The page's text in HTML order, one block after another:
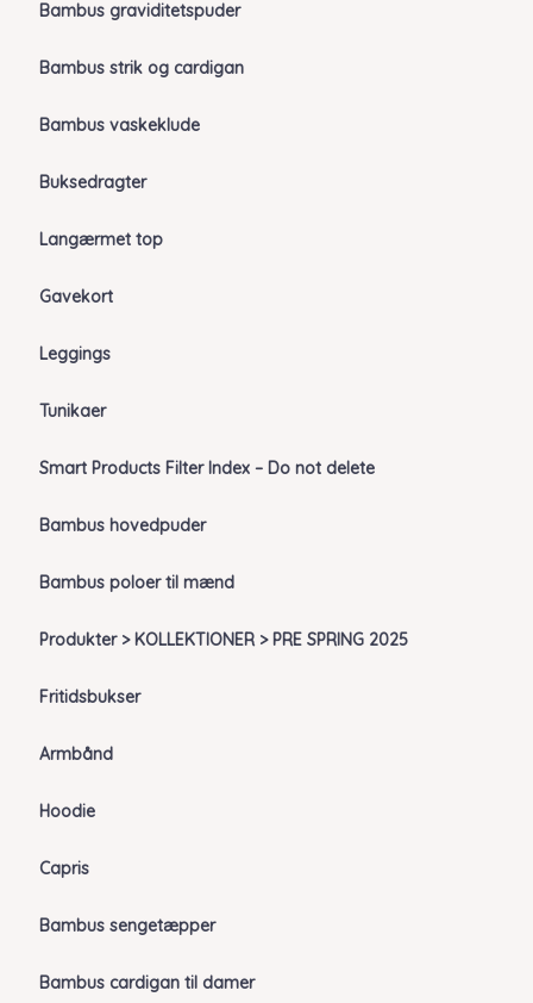
Bambus graviditetspuder
Bambus strik og cardigan
Bambus vaskeklude
Buksedragter
Langærmet top
Gavekort
Leggings
Tunikaer
Smart Products Filter Index – Do not delete
Bambus hovedpuder
Bambus poloer til mænd
Produkter > KOLLEKTIONER > PRE SPRING 2025
Fritidsbukser
Armbånd
Hoodie
Capris
Bambus sengetæpper
Bambus cardigan til damer